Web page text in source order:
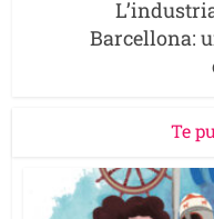
Barcellona:
Te